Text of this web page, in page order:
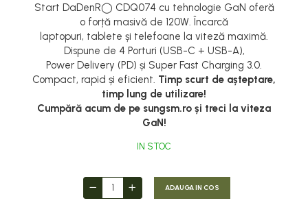
Start DaDenR◯ CDQ074 cu tehnologie GaN oferă
o forță masivă de 120W. Încarcă
laptopuri, tablete și telefoane la viteză maximă.
Dispune de 4 Porturi (USB-C + USB-A),
Power Delivery (PD) și Super Fast Charging 3.0.
Compact, rapid și eficient. Timp scurt de așteptare,
timp lung de utilizare!
Cumpără acum de pe sungsm.ro și treci la viteza
GaN!
IN STOC
ADAUGA IN COS